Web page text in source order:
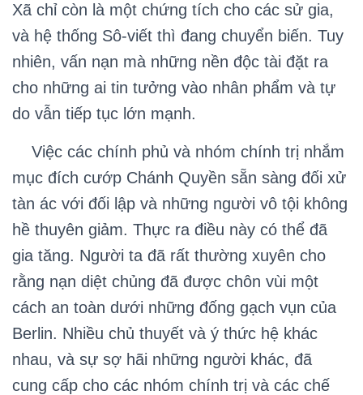
Xã chỉ còn là một chứng tích cho các sử gia,
và hệ thống Sô-viết thì đang chuyển biến. Tuy
nhiên, vấn nạn mà những nền độc tài đặt ra
cho những ai tin tưởng vào nhân phẩm và tự
do vẫn tiếp tục lớn mạnh.
Việc các chính phủ và nhóm chính trị nhắm
mục đích cướp Chánh Quyền sẵn sàng đối xử
tàn ác với đối lập và những người vô tội không
hề thuyên giảm. Thực ra điều này có thể đã
gia tăng. Người ta đã rất thường xuyên cho
rằng nạn diệt chủng đã được chôn vùi một
cách an toàn dưới những đống gạch vụn của
Berlin. Nhiều chủ thuyết và ý thức hệ khác
nhau, và sự sợ hãi những người khác, đã
cung cấp cho các nhóm chính trị và các chế